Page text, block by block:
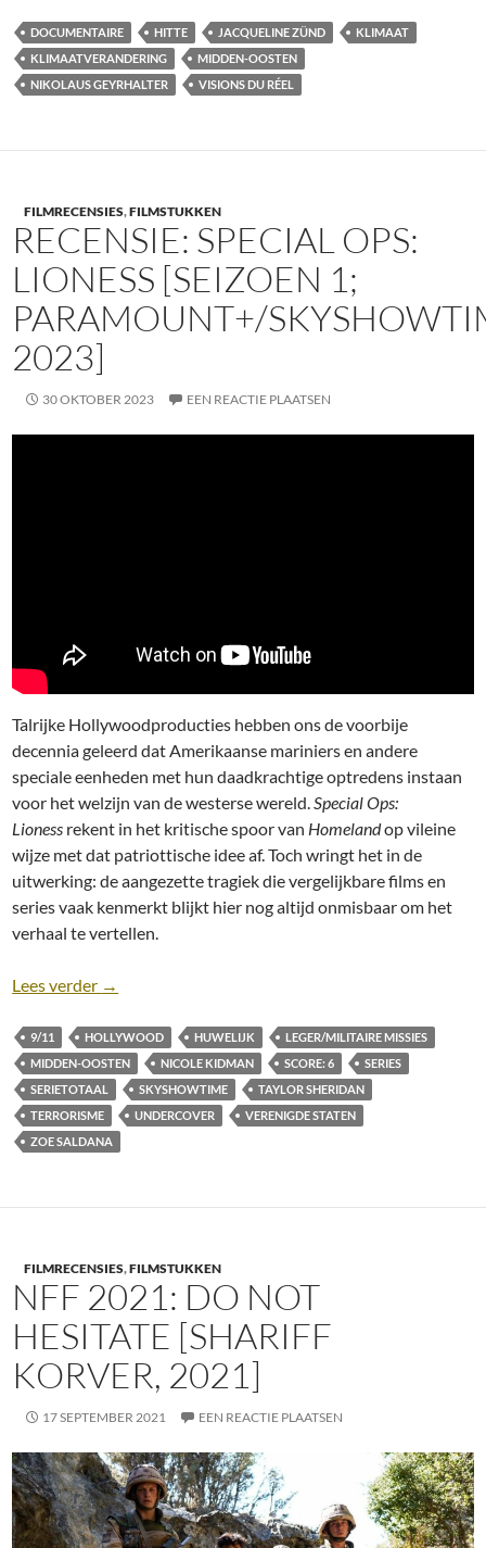
DOCUMENTAIRE HITTE JACQUELINE ZÜND
KLIMAAT
KLIMAATVERANDERING
MIDDEN-OOSTEN
NIKOLAUS GEYRHALTER
VISIONS DU RÉEL
FILMRECENSIES,FILMSTUKKEN
RECENSIE: SPECIAL OPS:
LIONESS [SEIZOEN 1;
PARAMOUNT+/
2023]
30 OKTOBER 2023 EEN REACTIE PLAATSEN
Talrijke Hollywoodproducties hebben ons de voorbije
decennia geleerd dat Amerikaanse mariniers en andere
speciale eenheden met hun daadkrachtige optredens instaan
voor het welzijn van de westerse wereld.Special Ops:
Lioness rekent in het kritische spoor van Homelandop vileine
wijze met dat patriottische idee af. Toch wringt het in de
uitwerking: de aangezette tragiek die vergelijkbare films en
series vaak kenmerkt blijkt hier nog altijd onmisbaar om het
verhaal te vertellen.
Lees verder Recensie: Special Ops: Lioness [seizoen 1;
→
9/11 HOLLYWOOD HUWELIJK
LEGER/MILITAIRE MISSIES
MIDDEN-OOSTEN
NICOLE KIDMAN SCORE: 6
SERIES
SERIETOTAAL
SKYSHOWTIME
TAYLOR SHERIDAN
TERRORISME
UNDERCOVER
VERENIGDE STATEN
ZOE SALDANA
FILMRECENSIES,FILMSTUKKEN
NFF 2021: DO NOT
HESITATE [SHARIFF
KORVER, 2021]
17 SEPTEMBER 2021 EEN REACTIE PLAATSEN